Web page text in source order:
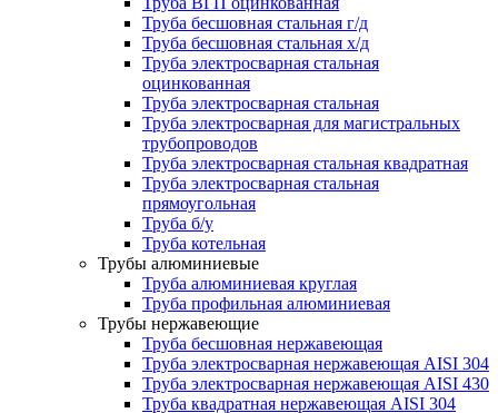
Труба бесшовная стальная г/д
Труба бесшовная стальная х/д
Труба электросварная стальная
оцинкованная
Труба электросварная стальная
Труба электросварная для магистральных
трубопроводов
Труба электросварная стальная квадратная
Труба электросварная стальная
прямоугольная
Труба б/у
Труба котельная
Трубы алюминиевые
Труба алюминиевая круглая
Труба профильная алюминиевая
Трубы нержавеющие
Труба бесшовная нержавеющая
Труба электросварная нержавеющая AISI 304
Труба электросварная нержавеющая AISI 430
Труба квадратная нержавеющая AISI 304